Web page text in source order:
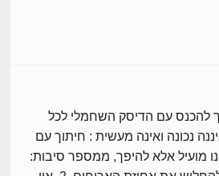
להכנס עם הדיסק השחמלי לכל
נכונה ואינה מעשית : חיתוך עם
מועיל אלא להיפך, ממספר סיבות: